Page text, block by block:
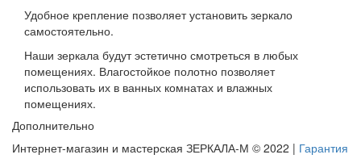
Удобное крепление позволяет установить зеркало
самостоятельно.
Наши зеркала будут эстетично смотреться в любых
помещениях. Влагостойкое полотно позволяет
использовать их в ванных комнатах и влажных
помещениях.
Дополнительно
Интернет-магазин и мастерская ЗЕРКАЛА-М © 2022 | Гарантия